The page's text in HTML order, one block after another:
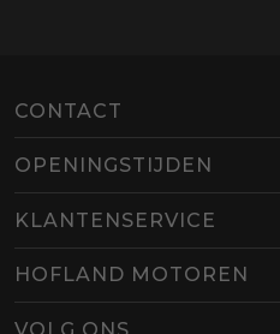
CONTACT
BEL EMAIL
OPENINGSTIJDEN
Maandag
Dinsdag
Woensdag
Donderdag
KLANTENSERVICE
HOFLAND MOTOREN